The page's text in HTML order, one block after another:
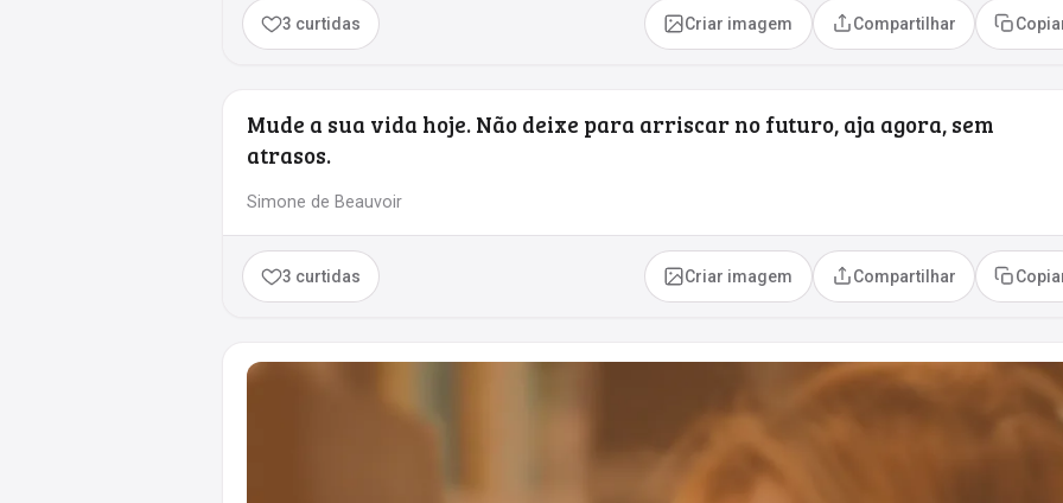
3 curtidas Criar imagem Compartilhar
Mude a sua vida hoje. Não deixe para arriscar no futuro, aja agora, sem
atrasos.
Simone de Beauvoir
3 curtidas Criar imagem Compartilhar